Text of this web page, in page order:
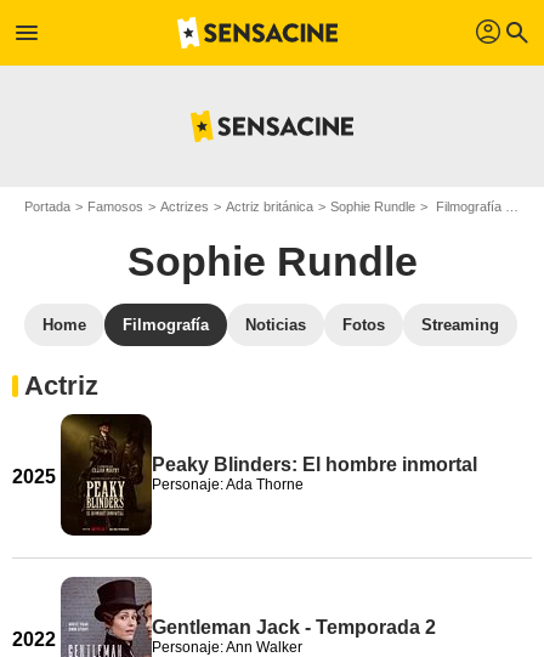
menu profil search
Portada Famosos Actrizes Actriz británica Sophie Rundle Filmografía Sophie Rundle
Sophie Rundle
Home Filmografía Noticias Fotos Streaming
Actriz
2025
Peaky Blinders: El hombre inmortal
Personaje: Ada Thorne
2022
Gentleman Jack - Temporada 2
Personaje: Ann Walker